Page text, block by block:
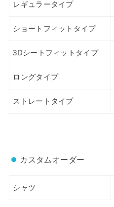
レギュラータイプ
ショートフィットタイプ
3Dシートフィットタイプ
ロングタイプ
ストレートタイプ
カスタムオーダー
シャツ